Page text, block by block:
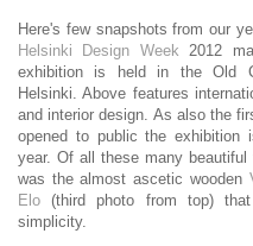
Here's few snapshots from our
Helsinki Design Week 2012
exhibition is held in the Old
Helsinki. Above features
and interior design. As also the
opened to public the exhibition
year. Of all these many
was the almost ascetic wooden
Elo (third photo from top)
simplicity.